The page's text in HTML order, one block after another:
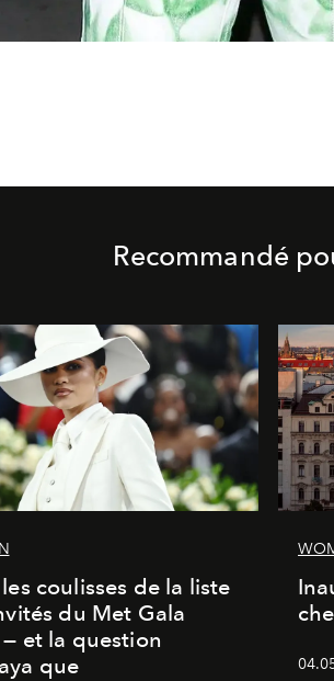
Recommandé
coulisses de la liste
du Met Gala
et la question
que